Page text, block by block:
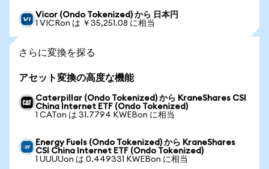
Vicor (Ondo Tokenized) から 日本円
1 VICRon は ￥35,251.08 に相当
さらに変換を探る
アセット変換の高度な機能
Caterpillar (Ondo Tokenized) から KraneShares CSI
China Internet ETF (Ondo Tokenized)
1 CATon は 31.7794 KWEBon に相当
Energy Fuels (Ondo Tokenized) から KraneShares
CSI China Internet ETF (Ondo Tokenized)
1 UUUUon は 0.449331 KWEBon に相当